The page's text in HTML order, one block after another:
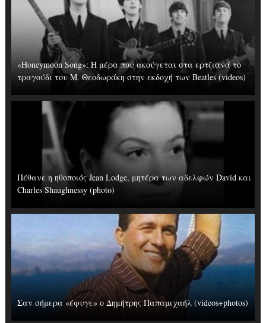
«Honeymoon Song»: Η μέρα που ακούγεται στα ερτζιανά το
τραγούδι του Μ. Θεοδωράκη στην εκδοχή των Beatles (videos)
Πέθανε η ηθοποιός Jean Lodge, μητέρα των αδελφών David και
Charles Shaughnessy (photo)
Σαν σήμερα «έφυγε» ο Δημήτρης Παπαμιχαήλ (videos+photos)